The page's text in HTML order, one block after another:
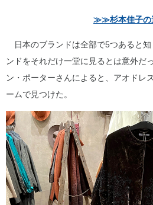
≫≫杉本佳子の
日本のブランドは全部で5つあると知
ンドをそれだけ一堂に見るとは意外だ
ン・ポーターさんによると、アオドレ
ームで見つけた。